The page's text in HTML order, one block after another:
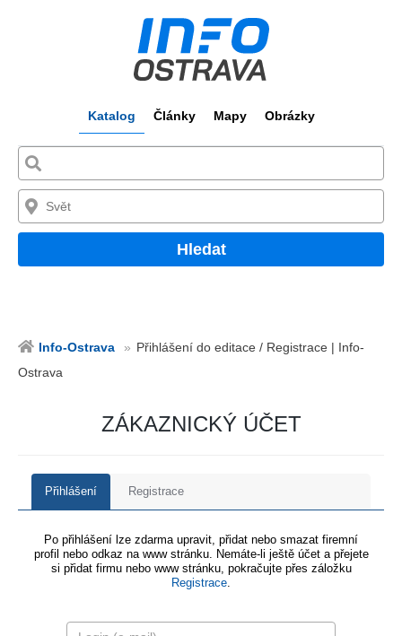
Katalog Články Mapy Obrázky
Hledat
Info-Ostrava
Přihlášení do editace / Registrace | Info-
Ostrava
ZÁKAZNICKÝ ÚČET
Přihlášení Registrace
Po přihlášení lze zdarma upravit, přidat nebo smazat firemní
profil nebo odkaz na www stránku. Nemáte-li ještě účet a přejete
si přidat firmu nebo www stránku, pokračujte přes záložku
Registrace.